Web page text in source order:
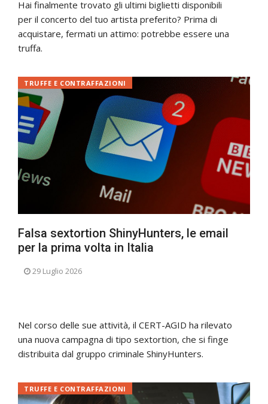
Hai finalmente trovato gli ultimi biglietti disponibili
per il concerto del tuo artista preferito? Prima di
acquistare, fermati un attimo: potrebbe essere una
truffa.
Falsa sextortion ShinyHunters, le email
per la prima volta in Italia
TRUFFE E CONTRAFFAZIONI
29 Luglio 2026
Nel corso delle sue attività, il CERT-AGID ha rilevato
una nuova campagna di tipo sextortion, che si finge
distribuita dal gruppo criminale ShinyHunters.
TRUFFE E CONTRAFFAZIONI